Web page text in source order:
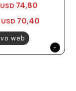
USD 70,40
USD 74,80
web